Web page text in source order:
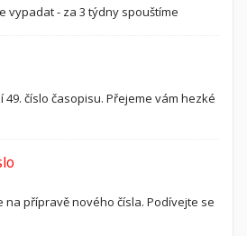
vypadat - za 3 týdny spouštíme
49. číslo časopisu. Přejeme vám hezké
na přípravě nového čísla. Podívejte se